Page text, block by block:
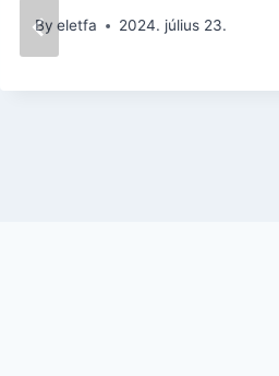
By eletfa 2024. július 23.